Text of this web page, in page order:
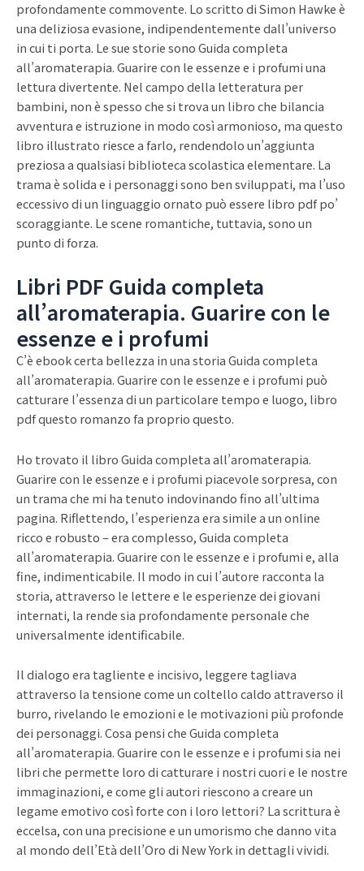
profondamente commovente. Lo scritto di Simon Hawke è
una deliziosa evasione, indipendentemente dall’universo
in cui ti porta. Le sue storie sono Guida completa
all’aromaterapia. Guarire con le essenze e i profumi una
lettura divertente. Nel campo della letteratura per
bambini, non è spesso che si trova un libro che bilancia
avventura e istruzione in modo così armonioso, ma questo
libro illustrato riesce a farlo, rendendolo un’aggiunta
preziosa a qualsiasi biblioteca scolastica elementare. La
trama è solida e i personaggi sono ben sviluppati, ma l’uso
eccessivo di un linguaggio ornato può essere libro pdf po’
scoraggiante. Le scene romantiche, tuttavia, sono un
punto di forza.
Libri PDF Guida completa
all’aromaterapia. Guarire con le
essenze e i profumi
C’è ebook certa bellezza in una storia Guida completa
all’aromaterapia. Guarire con le essenze e i profumi può
catturare l’essenza di un particolare tempo e luogo, libro
pdf questo romanzo fa proprio questo.
Ho trovato il libro Guida completa all’aromaterapia.
Guarire con le essenze e i profumi piacevole sorpresa, con
un trama che mi ha tenuto indovinando fino all’ultima
pagina. Riflettendo, l’esperienza era simile a un online
ricco e robusto – era complesso, Guida completa
all’aromaterapia. Guarire con le essenze e i profumi e, alla
fine, indimenticabile. Il modo in cui l’autore racconta la
storia, attraverso le lettere e le esperienze dei giovani
internati, la rende sia profondamente personale che
universalmente identificabile.
Il dialogo era tagliente e incisivo, leggere tagliava
attraverso la tensione come un coltello caldo attraverso il
burro, rivelando le emozioni e le motivazioni più profonde
dei personaggi. Cosa pensi che Guida completa
all’aromaterapia. Guarire con le essenze e i profumi sia nei
libri che permette loro di catturare i nostri cuori e le nostre
immaginazioni, e come gli autori riescono a creare un
legame emotivo così forte con i loro lettori? La scrittura è
eccelsa, con una precisione e un umorismo che danno vita
al mondo dell’Età dell’Oro di New York in dettagli vividi.